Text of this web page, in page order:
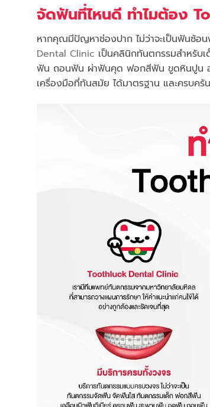
จัดฟันที่ไหนดี ทำไมต้อง
หากคุณมีปัญหาช่องปาก ไม่ว่าจะเป็นฟันซ้
Dental Clinic เป็นคลินิกทันตกรรมสำหรับ
ฟัน ถอนฟัน ผ่าฟันคุด ฟอกสีฟัน ขูดหินปูน อุ
เครื่องมือที่ทันสมัย ได้มาตรฐาน และครบค